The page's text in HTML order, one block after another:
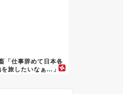
「仕事辞めて日本各
を旅したいなぁ…」